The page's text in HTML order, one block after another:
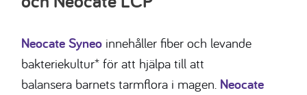
Neocate Syneo innehåller fiber och levande
bakteriekultur* för att hjälpa till att
balansera barnets tarmflora i magen. Neocate